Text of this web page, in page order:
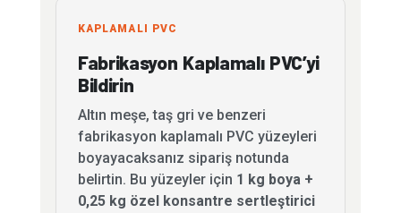
KAPLAMALI PVC
Fabrikasyon Kaplamalı PVC’yi
Bildirin
Altın meşe, taş gri ve benzeri
fabrikasyon kaplamalı PVC yüzeyleri
boyayacaksanız sipariş notunda
belirtin. Bu yüzeyler için 1 kg boya +
0,25 kg özel konsantre sertleştirici